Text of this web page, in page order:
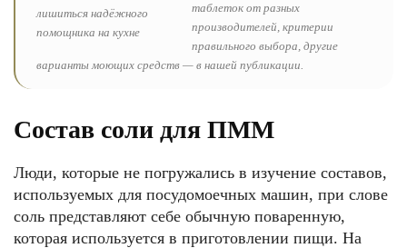
таблеток от разных
производителей, критерии
правильного выбора, другие
варианты моющих средств — в нашей публикации.
Состав соли для ПММ
Люди, которые не погружались в изучение составов,
используемых для посудомоечных машин, при слове
соль представляют себе обычную поваренную,
которая используется в приготовлении пищи. На